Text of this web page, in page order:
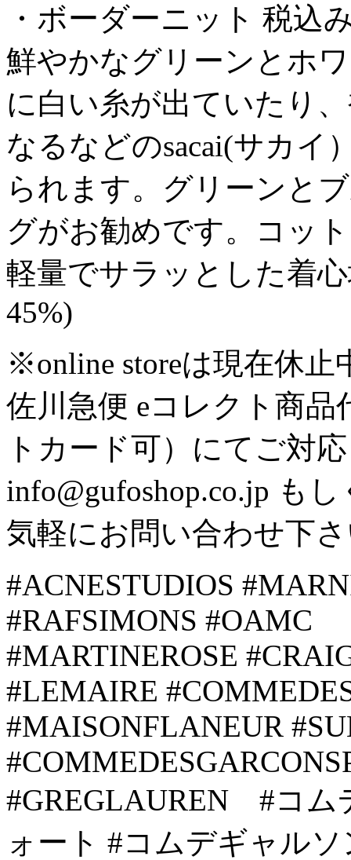
・ボーダーニット 税込
鮮やかなグリーンとホ
に白い糸が出ていたり
なるなどのsacai(サカイ
られます。グリーンと
グがお勧めです。コッ
軽量でサラッとした着
45%)
※online storeは現在休
佐川急便 eコレクト商
トカード可）にてご対
info@gufoshop.co.jp も
気軽にお問い合わせ下
#ACNESTUDIOS
#RAFSIMONS #OAMC
#MARTINEROSE
#LEMAIRE
#MAISONFLANEUR
#GREGLAUREN #コム
ォート #コムデギャル